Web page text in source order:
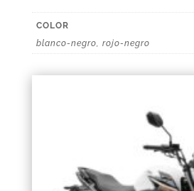
COLOR
blanco-negro, rojo-negro